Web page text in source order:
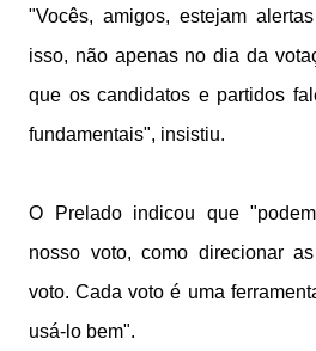
"Vocês, amigos, estejam
isso, não apenas no dia da
que os candidatos e partidos
fundamentais", insistiu.
O Prelado indicou que
nosso voto, como direcionar
voto. Cada voto é uma
usá-lo bem".